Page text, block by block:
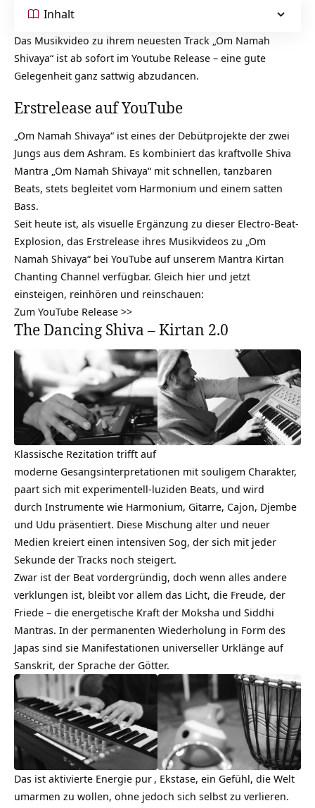
Inhalt
Das Musikvideo zu ihrem neuesten Track „Om Namah
Shivaya“ ist ab sofort im Youtube Release – eine gute
Gelegenheit ganz sattwig abzudancen.
Erstrelease auf YouTube
„Om Namah Shivaya“ ist eines der Debütprojekte der zwei
Jungs aus dem Ashram. Es kombiniert das kraftvolle Shiva
Mantra „Om Namah Shivaya“ mit schnellen, tanzbaren
Beats, stets begleitet vom Harmonium und einem satten
Bass.
Seit heute ist, als visuelle Ergänzung zu dieser Electro-Beat-
Explosion, das Erstrelease ihres Musikvideos zu „Om
Namah Shivaya“ bei YouTube auf unserem Mantra Kirtan
Chanting Channel verfügbar. Gleich hier und jetzt
einsteigen, reinhören und reinschauen:
Zum YouTube Release >>
The Dancing Shiva – Kirtan 2.0
Klassische Rezitation trifft auf
moderne Gesangsinterpretationen mit souligem Charakter,
paart sich mit experimentell-luziden Beats, und wird
durch Instrumente wie Harmonium, Gitarre, Cajon, Djembe
und Udu präsentiert. Diese Mischung alter und neuer
Medien kreiert einen intensiven Sog, der sich mit jeder
Sekunde der Tracks noch steigert.
Zwar ist der Beat vordergründig, doch wenn alles andere
verklungen ist, bleibt vor allem das Licht, die Freude, der
Friede – die energetische Kraft der Moksha und Siddhi
Mantras. In der permanenten Wiederholung in Form des
Japas sind sie Manifestationen universeller Urklänge auf
Sanskrit, der Sprache der Götter.
Das ist aktivierte Energie pur , Ekstase, ein Gefühl, die Welt
umarmen zu wollen, ohne jedoch sich selbst zu verlieren.